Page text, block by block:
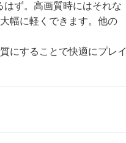
ず。高画質時にはそれな
幅に軽くできます。他の
にすることで快適にプレイ